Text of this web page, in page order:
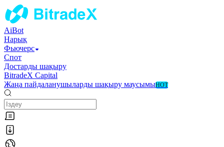
AiBot
Нарық
Фьючерс
Спот
Достарды шақыру
BitradeX Capital
Жаңа пайдаланушыларды шақыру маусымыHOT